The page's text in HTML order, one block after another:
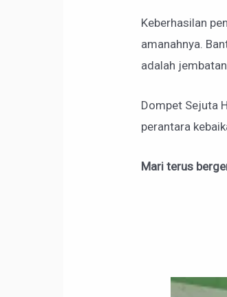
Keberhasilan
amanahnya.
adalah
Dompet Sejuta
perantara
Mari terus